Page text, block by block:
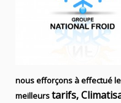
nous efforçons à effectué
meilleurstarifs,